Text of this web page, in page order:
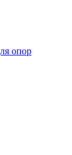
опор